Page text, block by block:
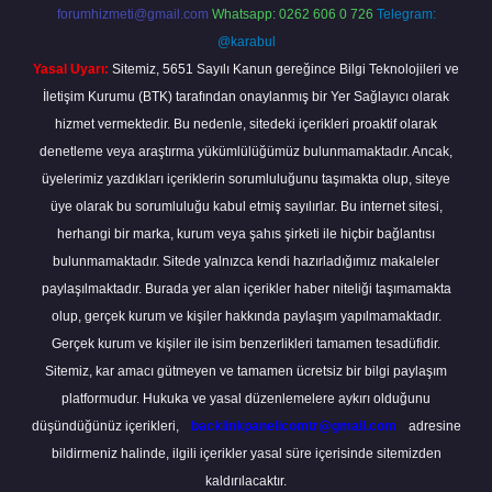
forumhizmeti@gmail.com Whatsapp: 0262 606 0 726 Telegram:
@karabul
Yasal Uyarı: Sitemiz, 5651 Sayılı Kanun gereğince Bilgi Teknolojileri ve
İletişim Kurumu (BTK) tarafından onaylanmış bir Yer Sağlayıcı olarak
hizmet vermektedir. Bu nedenle, sitedeki içerikleri proaktif olarak
denetleme veya araştırma yükümlülüğümüz bulunmamaktadır. Ancak,
üyelerimiz yazdıkları içeriklerin sorumluluğunu taşımakta olup, siteye
üye olarak bu sorumluluğu kabul etmiş sayılırlar. Bu internet sitesi,
herhangi bir marka, kurum veya şahıs şirketi ile hiçbir bağlantısı
bulunmamaktadır. Sitede yalnızca kendi hazırladığımız makaleler
paylaşılmaktadır. Burada yer alan içerikler haber niteliği taşımamakta
olup, gerçek kurum ve kişiler hakkında paylaşım yapılmamaktadır.
Gerçek kurum ve kişiler ile isim benzerlikleri tamamen tesadüfidir.
Sitemiz, kar amacı gütmeyen ve tamamen ücretsiz bir bilgi paylaşım
platformudur. Hukuka ve yasal düzenlemelere aykırı olduğunu
düşündüğünüz içerikleri,
backlinkpanelicomtr@gmail.com
adresine
bildirmeniz halinde, ilgili içerikler yasal süre içerisinde sitemizden
kaldırılacaktır.